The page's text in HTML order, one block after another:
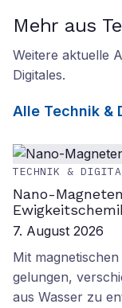
Mehr aus
Weitere aktuelle
Digitales.
Alle Technik &
TECHNIK &
Nano-
7. August 2026
Mit
gelungen,
aus Wasser zu